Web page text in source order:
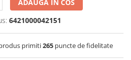
ADAUGA IN COS
6421000042151
primiti265 puncte de fidelitate